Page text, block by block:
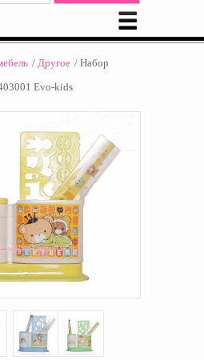
/ Другое / Набор
Evo-kids